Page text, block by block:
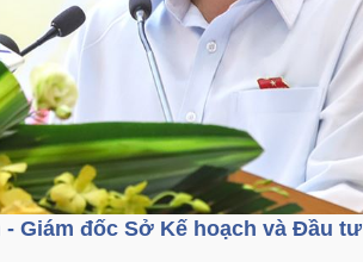
Giám đốc Sở Kế hoạch và Đầu tư